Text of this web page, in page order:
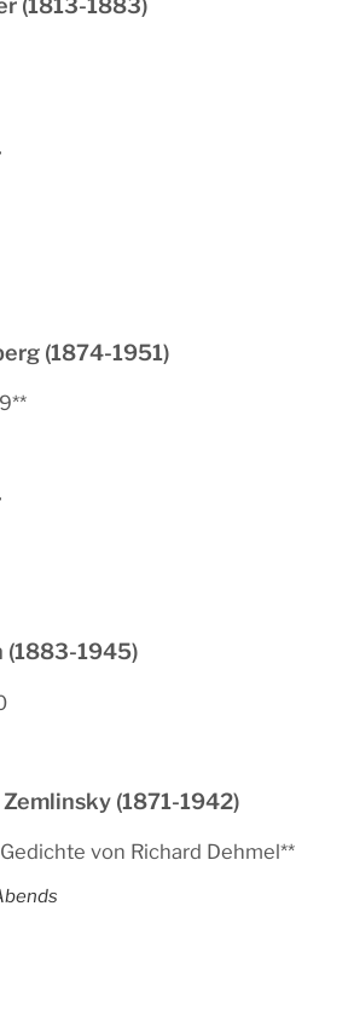
(1813-1883)
(1874-1951)
(1883-1945)
(1871-1942)
von Richard Dehmel**